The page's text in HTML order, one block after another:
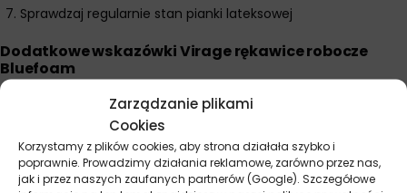
Zarządzanie plikami
Cookies
Korzystamy z plików cookies, aby strona działała szybko i
poprawnie. Prowadzimy działania reklamowe, zarówno przez nas,
jak i przez naszych zaufanych partnerów (Google). Szczegółowe
Sprawdzaj regularnie stan pianki lateksowej
Dodatkowe wskazówki Virage rękawice robocze
Bluefoam
Technologia Bluefoam to przełom w rękawicach roboczych –
niebieska pianka nie tylko lepiej chwyta, ale też jest bardziej
widoczna, więc łatwiej zauważyć uszkodzenia. Sprawdzają się
świetnie przy pracy z mokrymi czy zatłuszczonymi elementami
samochodowymi. Dzianinowa podstawa oznacza że ręce nie